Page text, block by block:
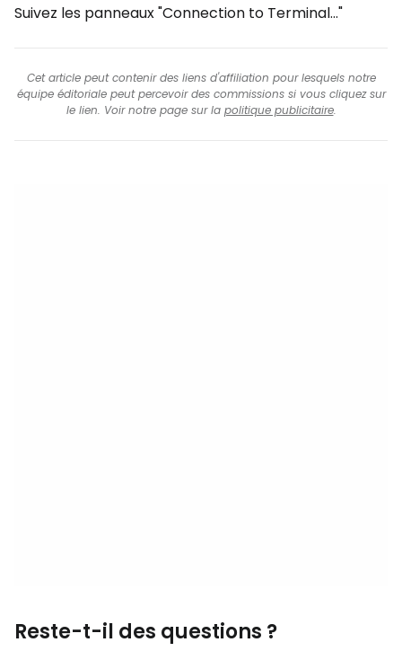
Suivez les panneaux "Connection to Terminal..."
Cet article peut contenir des liens d'affiliation pour lesquels notre
équipe éditoriale peut percevoir des commissions si vous cliquez sur
le lien. Voir notre page sur la politique publicitaire.
Reste-t-il des questions ?